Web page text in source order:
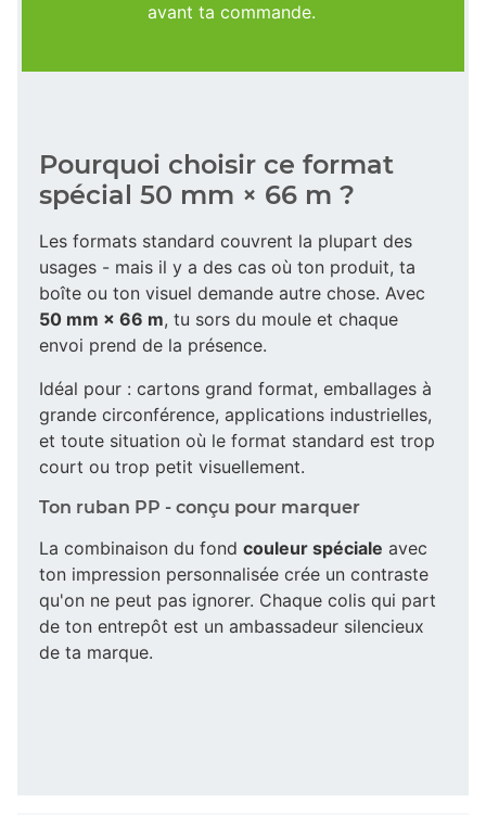
avant ta commande.
Pourquoi choisir ce format
spécial 50 mm × 66 m ?
Les formats standard couvrent la plupart des
usages - mais il y a des cas où ton produit, ta
boîte ou ton visuel demande autre chose. Avec
50 mm × 66 m, tu sors du moule et chaque
envoi prend de la présence.
Idéal pour : cartons grand format, emballages à
grande circonférence, applications industrielles,
et toute situation où le format standard est trop
court ou trop petit visuellement.
Ton ruban PP - conçu pour marquer
La combinaison du fond couleur spéciale avec
ton impression personnalisée crée un contraste
qu'on ne peut pas ignorer. Chaque colis qui part
de ton entrepôt est un ambassadeur silencieux
de ta marque.